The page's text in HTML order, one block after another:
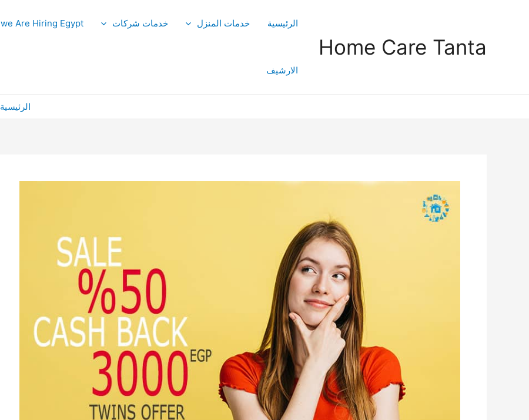
Home Care Tanta
الرئيسية خدمات المنزل خدمات شركات we Are Hiring Egypt
الارشيف
الرئيسية